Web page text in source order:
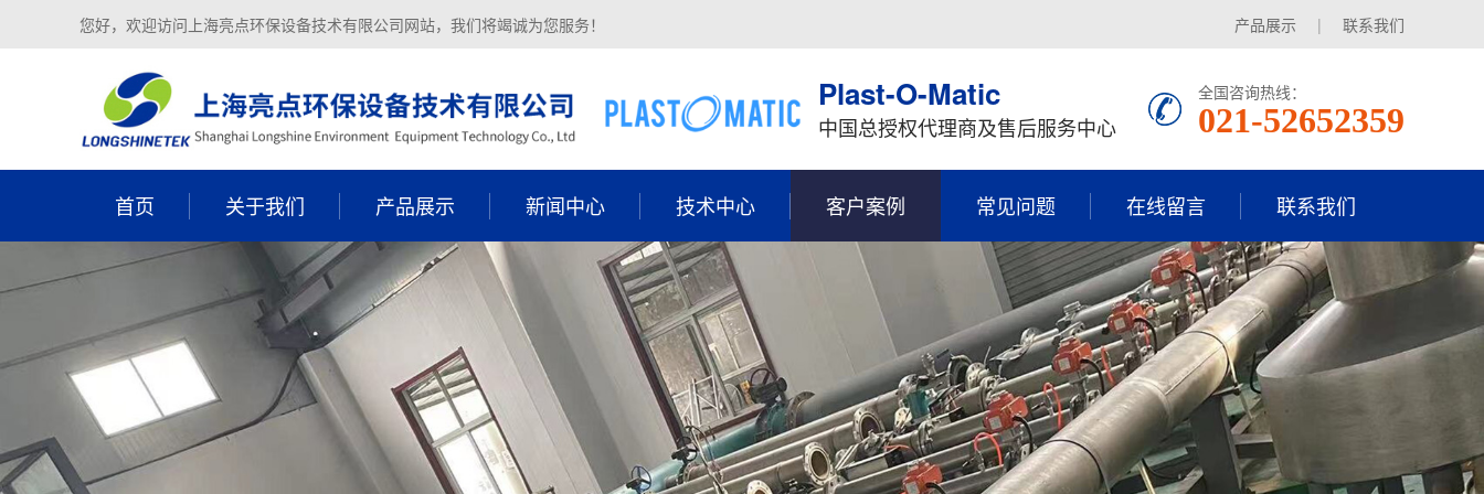
产品展示 | 联系我们
您好，欢迎访问上海亮点环保设备技术有限公司网站，我们将竭诚为您服务！
Plast-O-Matic
中国总授权代理商及售后服务中心
全国咨询热线：
021-52652359
首页 关于我们 产品展示 新闻中心 技术中心 客户案例 常见问题 在线留言 联系我们